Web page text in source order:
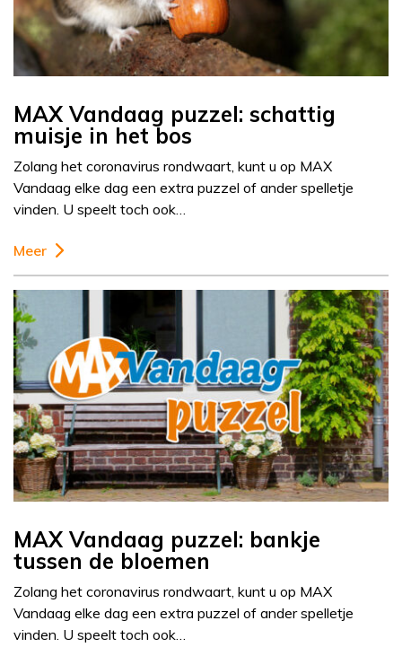
MAX Vandaag puzzel: schattig
muisje in het bos
Zolang het coronavirus rondwaart, kunt u op MAX
Vandaag elke dag een extra puzzel of ander spelletje
vinden. U speelt toch ook…
Meer
MAX Vandaag puzzel: bankje
tussen de bloemen
Zolang het coronavirus rondwaart, kunt u op MAX
Vandaag elke dag een extra puzzel of ander spelletje
vinden. U speelt toch ook…